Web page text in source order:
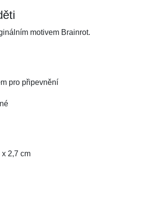
motivem Brainrot.
pro připevnění
2,7 cm